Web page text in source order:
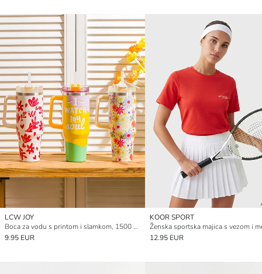
LCW JOY
Boca za vodu s printom i slamkom, 1500 ml
9.95 EUR
KOOR SPORT
12.95 EUR